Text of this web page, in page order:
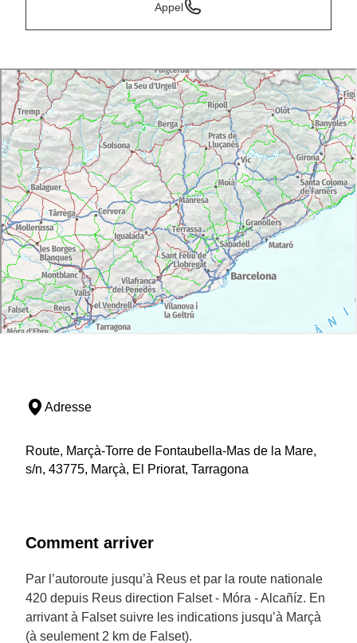
Appel
Adresse
Route, Marçà-Torre de Fontaubella-Mas de la Mare,
s/n, 43775, Marçà, El Priorat, Tarragona
Comment arriver
Par l’autoroute jusqu’à Reus et par la route nationale
420 depuis Reus direction Falset - Móra - Alcañíz. En
arrivant à Falset suivre les indications jusqu’à Marçà
(à seulement 2 km de Falset).